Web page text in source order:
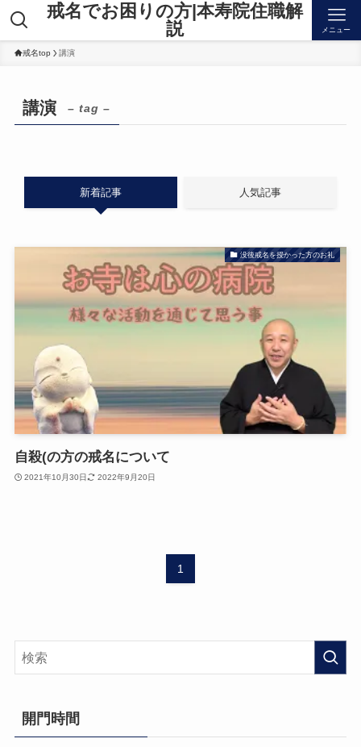
戒名でお困りの方|本寿院住職解
説
メニュー
戒名top 講演
講演 – tag –
新着記事 人気記事
没後戒名を授かった方のお礼
自殺(の方の戒名について
2021年10月30日 2022年9月20日
1
開門時間